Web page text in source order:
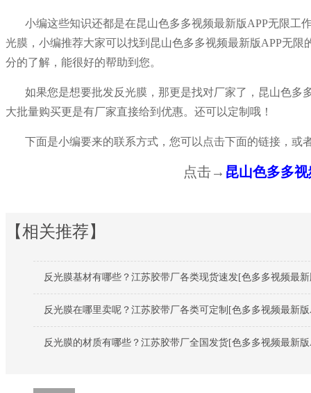
小编这些知识还都是在昆山色多多视频最新版APP无限工
光膜，小编推荐大家可以找到昆山色多多视频最新版APP无
分的了解，能很好的帮助到您。
如果您是想要批发反光膜，那更是找对厂家了，昆山色多
大批量购买更是有厂家直接给到优惠。还可以定制哦！
下面是小编要来的联系方式，您可以点击下面的链接，或
点击→ 昆山色多多
【相关推荐】
反光膜基材有哪些？江苏胶带厂各类现货速发[色多多视频最
反光膜在哪里卖呢？江苏胶带厂各类可定制[色多多视频最新
反光膜的材质有哪些？江苏胶带厂全国发货[色多多视频最新